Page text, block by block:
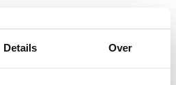
Details Over